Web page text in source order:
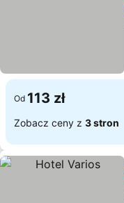
Od 113 zł
Zobacz ceny z 3 stron